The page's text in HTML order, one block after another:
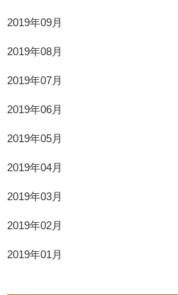
2019年09月
2019年08月
2019年07月
2019年06月
2019年05月
2019年04月
2019年03月
2019年02月
2019年01月